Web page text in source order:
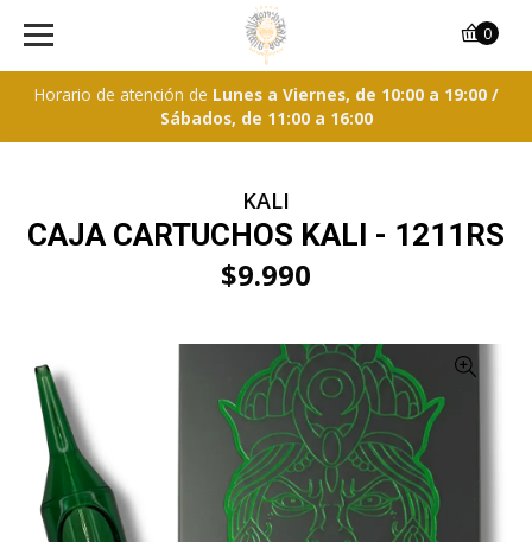
Horario de atención de Lunes a Viernes, de 10:00 a 19:00 /
Sábados, de 11:00 a 16:00
0
KALI
CAJA CARTUCHOS KALI - 1211RS
$9.990